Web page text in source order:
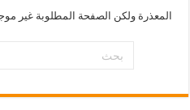
المعذرة ولكن الصفحة المطلوبة غير